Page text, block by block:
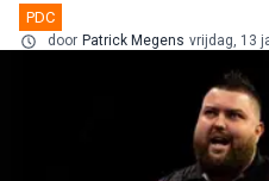
PDC
door Patrick Megens vrijdag, 13